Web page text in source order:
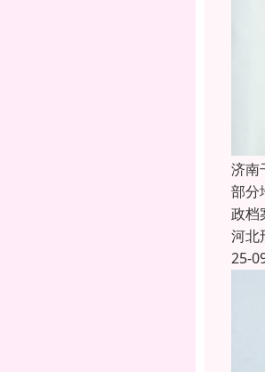
济南
部分
政档
河北
25-